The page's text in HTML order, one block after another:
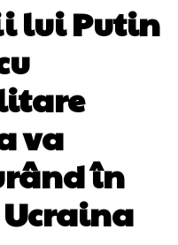
lui Putin
va
în